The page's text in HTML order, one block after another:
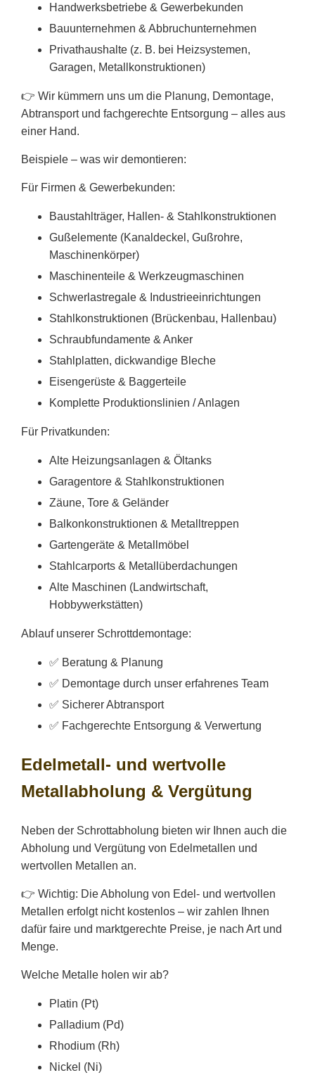
Handwerksbetriebe & Gewerbekunden
Bauunternehmen & Abbruchunternehmen
Privathaushalte (z. B. bei Heizsystemen,
Garagen, Metallkonstruktionen)
👉 Wir kümmern uns um die Planung, Demontage,
Abtransport und fachgerechte Entsorgung – alles aus
einer Hand.
Beispiele – was wir demontieren:
Für Firmen & Gewerbekunden:
Baustahlträger, Hallen- & Stahlkonstruktionen
Gußelemente (Kanaldeckel, Gußrohre,
Maschinenkörper)
Maschinenteile & Werkzeugmaschinen
Schwerlastregale & Industrieeinrichtungen
Stahlkonstruktionen (Brückenbau, Hallenbau)
Schraubfundamente & Anker
Stahlplatten, dickwandige Bleche
Eisengerüste & Baggerteile
Komplette Produktionslinien / Anlagen
Für Privatkunden:
Alte Heizungsanlagen & Öltanks
Garagentore & Stahlkonstruktionen
Zäune, Tore & Geländer
Balkonkonstruktionen & Metalltreppen
Gartengeräte & Metallmöbel
Stahlcarports & Metallüberdachungen
Alte Maschinen (Landwirtschaft,
Hobbywerkstätten)
Ablauf unserer Schrottdemontage:
✅ Beratung & Planung
✅ Demontage durch unser erfahrenes Team
✅ Sicherer Abtransport
✅ Fachgerechte Entsorgung & Verwertung
Edelmetall- und wertvolle
Metallabholung & Vergütung
Neben der Schrottabholung bieten wir Ihnen auch die
Abholung und Vergütung von Edelmetallen und
wertvollen Metallen an.
👉 Wichtig: Die Abholung von Edel- und wertvollen
Metallen erfolgt nicht kostenlos – wir zahlen Ihnen
dafür faire und marktgerechte Preise, je nach Art und
Menge.
Welche Metalle holen wir ab?
Platin (Pt)
Palladium (Pd)
Rhodium (Rh)
Nickel (Ni)